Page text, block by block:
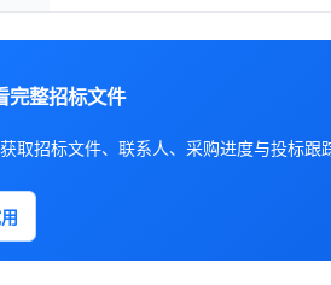
完整招标文件
取招标文件、联系人、采购进度与投标跟